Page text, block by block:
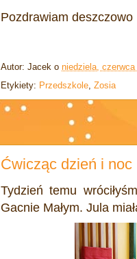
Pozdrawiam deszczowo
Autor: Jacek o niedziela, czerwca
Etykiety: Przedszkole Zosia
Ćwicząc dzień i noc
Tydzień temu
Gacnie Małym. Jula